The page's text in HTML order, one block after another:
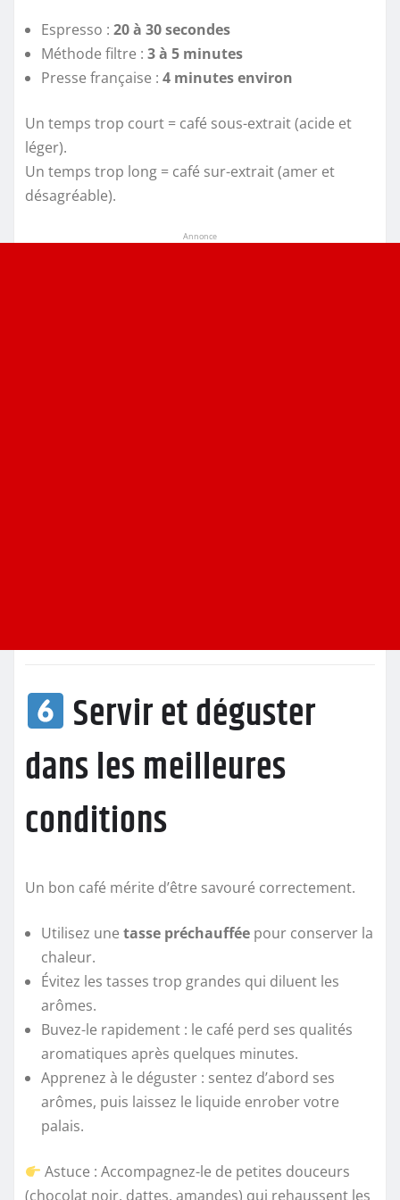
Espresso : 20 à 30 secondes
Méthode filtre : 3 à 5 minutes
Presse française : 4 minutes environ
Un temps trop court = café sous-extrait (acide et
léger).
Un temps trop long = café sur-extrait (amer et
désagréable).
Annonce
Servir et déguster
dans les meilleures
conditions
Un bon café mérite d’être savouré correctement.
Utilisez une tasse préchauffée pour conserver la
chaleur.
Évitez les tasses trop grandes qui diluent les
arômes.
Buvez-le rapidement : le café perd ses qualités
aromatiques après quelques minutes.
Apprenez à le déguster : sentez d’abord ses
arômes, puis laissez le liquide enrober votre
palais.
Astuce : Accompagnez-le de petites douceurs
(chocolat noir, dattes, amandes) qui rehaussent les